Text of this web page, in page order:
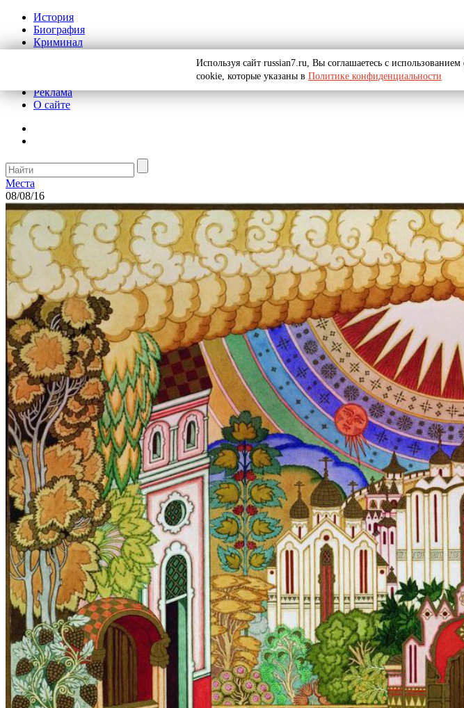
История
Биография
Криминал
Реклама
О сайте
Места
08/08/16
Используя сайт russian7.ru, Вы соглашаетесь с использованием
cookie, которые указаны в Политике конфиденциальности